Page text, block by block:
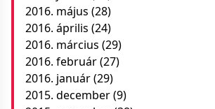
2016. május (28)
2016. április (24)
2016. március (29)
2016. február(27)
2016. január(29)
2015. december(9)